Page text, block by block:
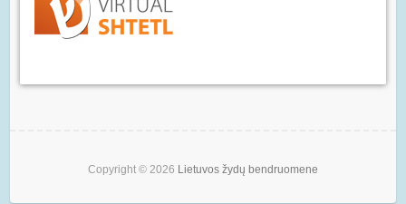
Copyright © 2026 Lietuvos žydų bendruomene